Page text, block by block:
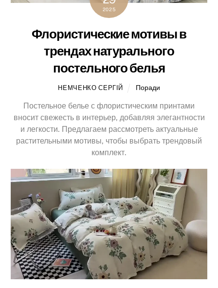
2025
Флористические мотивы в
трендах натурального
постельного белья
НЕМЧЕНКО СЕРГІЙ Поради
Постельное белье с флористическим принтами
вносит свежесть в интерьер, добавляя элегантности
и легкости. Предлагаем рассмотреть актуальные
растительными мотивы, чтобы выбрать трендовый
комплект.